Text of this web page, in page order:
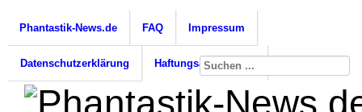
Phantastik-News.de FAQ Impressum
Datenschutzerklärung Haftungsausschluss